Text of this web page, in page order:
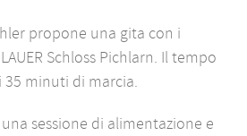
propone una gita con i
Schloss Pichlarn. Il tempo
35 minuti di marcia.
sessione di alimentazione e